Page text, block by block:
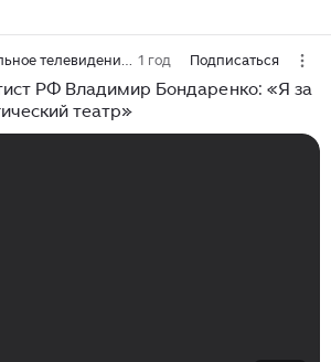
МТВ - муниципальное телевидение Волгограда 1 год Подписаться
РФ Владимир Бондаренко: «Я за
театр»